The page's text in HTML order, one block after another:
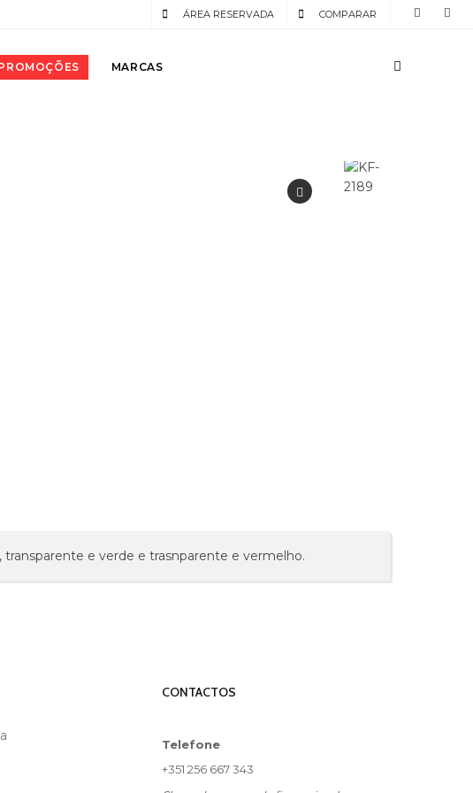
COMPARAR
ÁREA RESERVADA
MARCAS
transparente e verde e trasnparente e vermelho.
CONTACTOS
Telefone
+351 256 667 343